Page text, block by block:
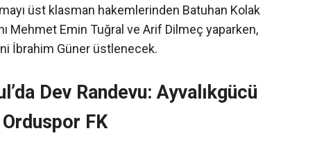
üst klasman hakemlerinden Batuhan Kolak
Mehmet Emin Tuğral ve Arif Dilmeç yaparken,
İbrahim Güner üstlenecek.
Dev Randevu: Ayvalıkgücü
FK